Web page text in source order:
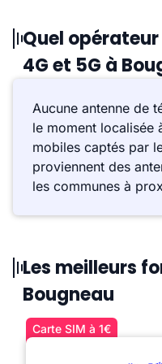
Quel
4G et 5G à
Aucune antenne de
le moment localisée
mobiles captés par
proviennent des
les communes à
Les meilleurs
Bougneau
Carte SIM à 1€